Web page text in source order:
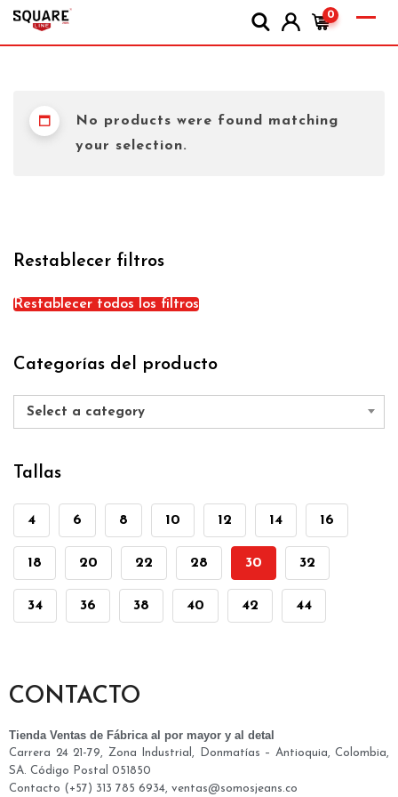
0
No products were found matching
your selection.
Restablecer filtros
Restablecer todos los filtros
Categorías del producto
Select a category
Tallas
4 6 8 10 12 14 16
18 20 22 28 30 32
34 36 38 40 42 44
CONTACTO
Tienda Ventas de Fábrica al por mayor y al detal
Carrera 24 21-79, Zona Industrial, Donmatías – Antioquia, Colombia,
SA. Código Postal 051850
Contacto (+57) 313 785 6934, ventas@somosjeans.co